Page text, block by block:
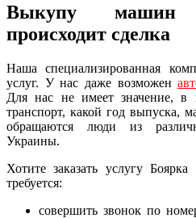
Выкупу
происходит сделка
Наша специализированная
услуг. У нас даже возможен
Для нас не имеет значение, в
транспорт, какой год выпуска,
обращаются люди из
Украины.
Хотите заказать услугу
требуется:
совершить звонок по